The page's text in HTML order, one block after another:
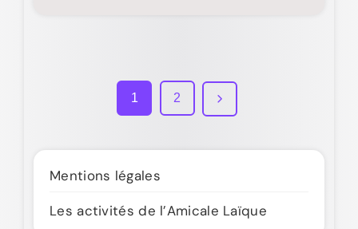
1 2
Mentions légales
Les activités de l’Amicale Laïque